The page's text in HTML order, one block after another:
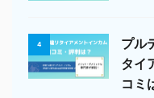
4
プル
タイ
コミ